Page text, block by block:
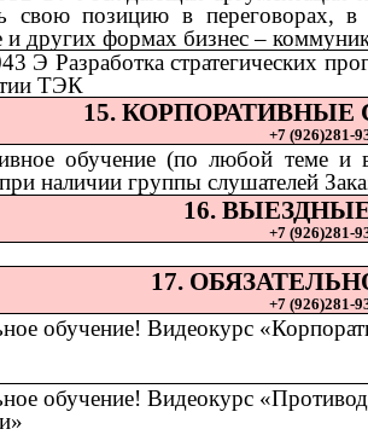
свою позицию в переговорах, в
и других формах бизнес –
Э Разработка стратегических
ТЭК
15.
+7 (926)281-
обучение (по любой теме и
наличии группы слушателей
16.
+7 (926)281-
17.
+7 (926)281-
обучение! Видеокурс
обучение! Видеокурс